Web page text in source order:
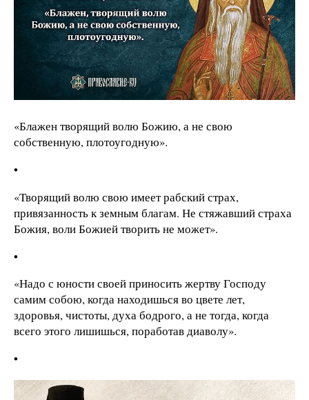
«Блажен творящий волю Божию, а не свою
собственную, плотоугодную».
•
«Творящий волю свою имеет рабский страх,
привязанность к земным благам. Не стяжавший страха
Божия, воли Божией творить не может».
•
«Надо с юности своей приносить жертву Господу
самим собою, когда находишься во цвете лет,
здоровья, чистоты, духа бодрого, а не тогда, когда
всего этого лишишься, поработав диаволу».
•